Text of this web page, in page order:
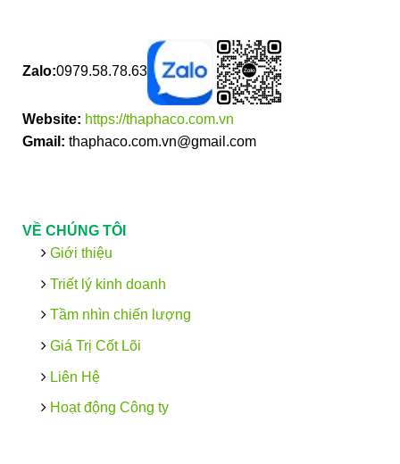
Zalo:0979.58.78.63
Website: https://thaphaco.com.vn
Gmail: thaphaco.com.vn@gmail.com
VỀ CHÚNG TÔI
Giới thiệu
Triết lý kinh doanh
Tầm nhìn chiến lượng
Giá Trị Cốt Lõi
Liên Hệ
Hoạt động Công ty